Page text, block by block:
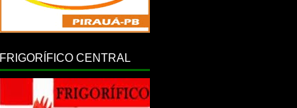
FRIGORÍFICO CENTRAL